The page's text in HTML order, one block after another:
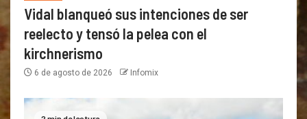
Vidal blanqueó sus intenciones de ser
reelecto y tensó la pelea con el
kirchnerismo
6 de agosto de 2026 Infomix